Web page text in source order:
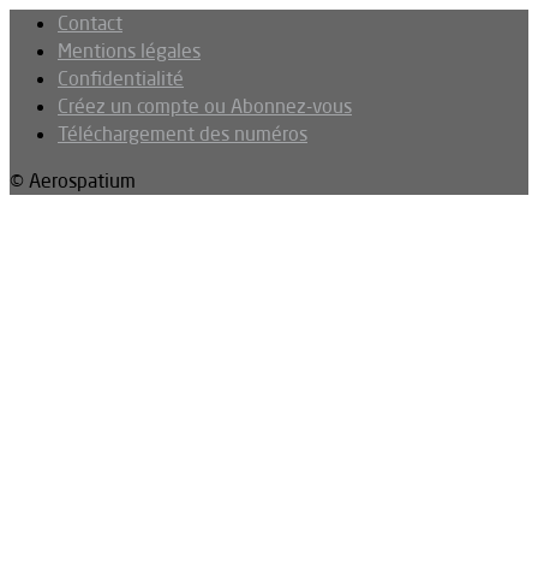
Contact
Mentions légales
Confidentialité
Créez un compte ou Abonnez-vous
Téléchargement des numéros
© Aerospatium